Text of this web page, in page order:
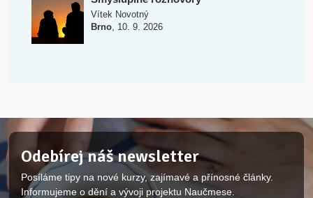
Vítek Novotný
Brno, 10. 9. 2026
Odebírej náš newsletter
Posíláme tipy na nové kurzy, zajímavé a přínosné články.
Informujeme o dění a vývoji projektu Naučmese.